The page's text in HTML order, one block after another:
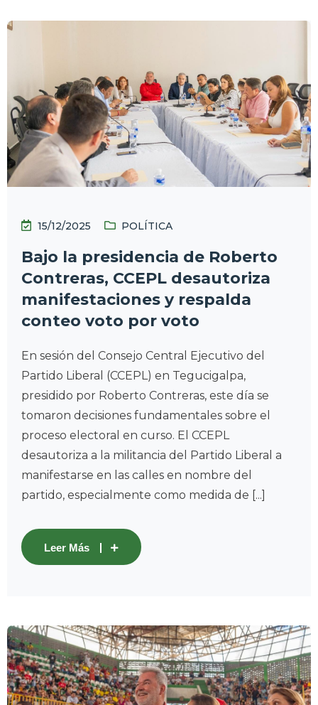
15/12/2025 POLÍTICA
Bajo la presidencia de Roberto
Contreras, CCEPL desautoriza
manifestaciones y respalda
conteo voto por voto
En sesión del Consejo Central Ejecutivo del
Partido Liberal (CCEPL) en Tegucigalpa,
presidido por Roberto Contreras, este día se
tomaron decisiones fundamentales sobre el
proceso electoral en curso. El CCEPL
desautoriza a la militancia del Partido Liberal a
manifestarse en las calles en nombre del
partido, especialmente como medida de [...]
Leer Más